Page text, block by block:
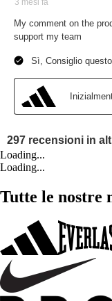
Loading...
Loading...
Tutte le nostre